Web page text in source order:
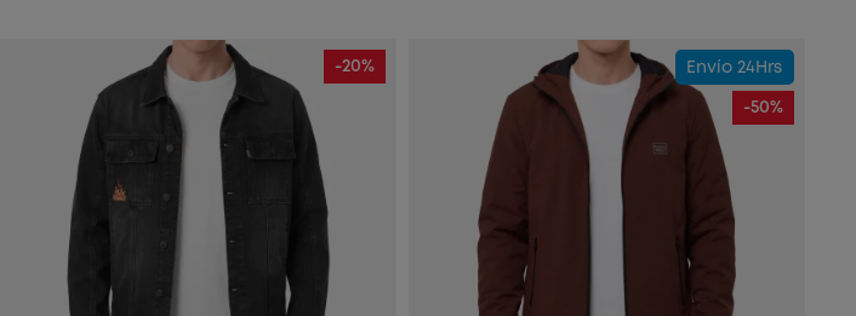
-20% Envío 24Hrs
-50%